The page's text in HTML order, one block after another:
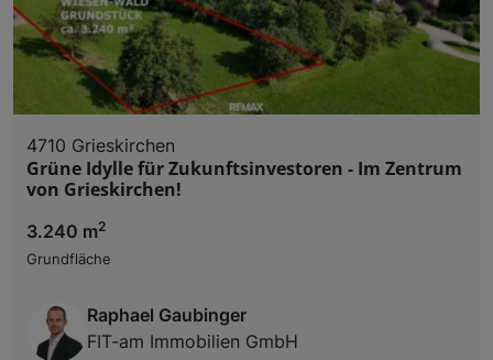
4710 Grieskirchen
Grüne Idylle für Zukunftsinvestoren - Im Zentrum
von Grieskirchen!
3.240 m2
Grundfläche
Raphael Gaubinger
FIT-am Immobilien GmbH